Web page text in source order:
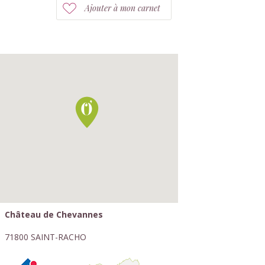
Ajouter à mon carnet
Château de Chevannes
71800 SAINT-RACHO